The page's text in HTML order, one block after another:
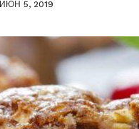
ИЮН 5, 2019